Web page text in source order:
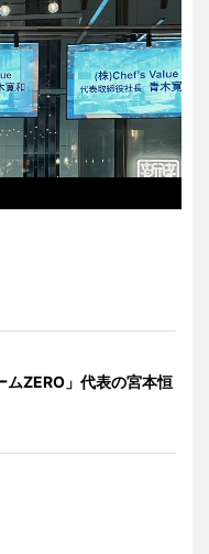
ムZERO」代表の宮本恒